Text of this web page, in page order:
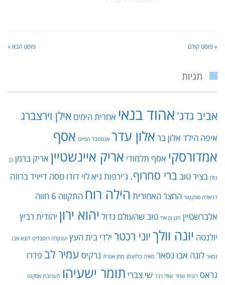
« פוסט קודם פוסט הבא »
תגיות
אביב גדג' אהוד בנאי אחרית הימים אילן וירצברג
איפה הילד אלון בר אלון עדר אנסמבל הפיוט אסף
אמדורסקי אסף תלמודי אריק איינשטיין אריק ברמן בן
גולן בציר טובברי סחרוף. ג'ירפות גיא לוי דודו טסה דייויד ברוזה
דניאלה ספקטור החצר האחורית הילה רוח התקווה 6
חווה
אלברשטיין חנן בן ארי טוב שהעולם גדול יהוא ירון יהודית רביץ
יולנטה יונה וולךיוני רכטר ילדי בית העץ יענקלה רוטבליט לונא אבו
נסאר לונה אבו נסאר מאיה בלזיצמן מתן אפרת נרקיס עמיר לב פדרו
גראס רונית שחר שולי רנד שי צברי תומר ישעיהו תערובת אסקוט